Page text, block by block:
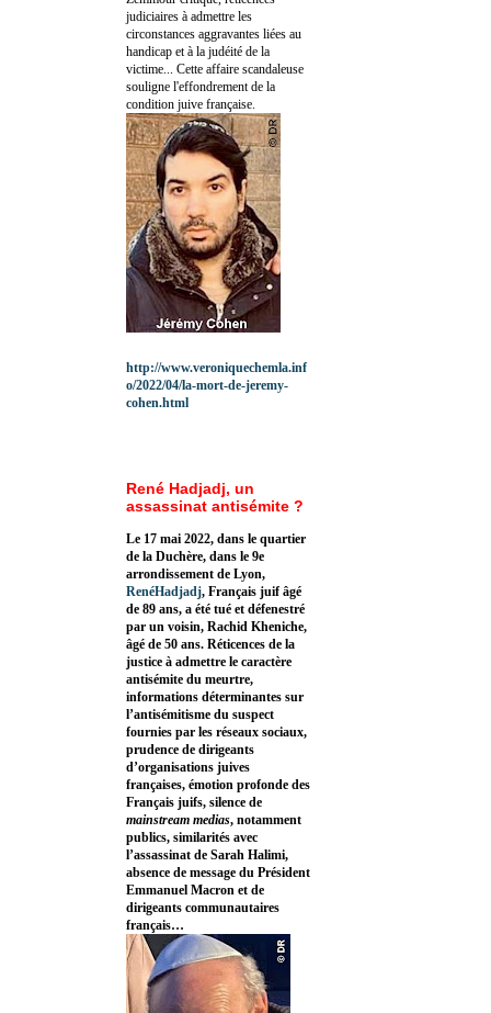
judiciaires à admettre les
circonstances aggravantes liées au
handicap et à la judéité de la
victime... Cette affaire scandaleuse
souligne l'effondrement de la
condition juive française.
http://www.veroniquechemla.inf
o/2022/04/la-mort-de-jeremy-
cohen.html
René Hadjadj, un
assassinat antisémite ?
Le 17 mai 2022, dans le quartier
de la Duchère, dans le 9e
arrondissement de Lyon,
RenéHadjadj, Français juif âgé
de 89 ans, a été tué et défenestré
par un voisin, Rachid Kheniche,
âgé de 50 ans. Réticences de la
justice à admettre le caractère
antisémite du meurtre,
informations déterminantes sur
l’antisémitisme du suspect
fournies par les réseaux sociaux,
prudence de dirigeants
d’organisations juives
françaises, émotion profonde des
Français juifs, silence de
mainstream medias, notamment
publics, similarités avec
l’assassinat de Sarah Halimi,
absence de message du Président
Emmanuel Macron et de
dirigeants communautaires
français…